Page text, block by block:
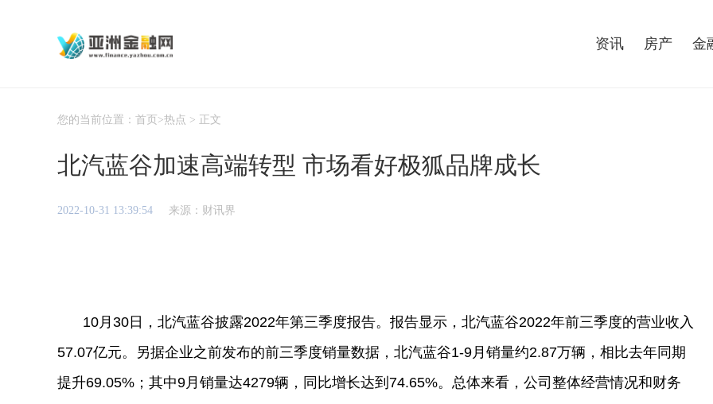
资讯 房产 金
您的当前位置： 首页 >热点 > 正文
北汽蓝谷加速高端转型 市场看好极狐品牌成长
2022-10-31 13:39:54 来源：财讯界
10月30日，北汽蓝谷披露2022年第三季度报告。报告显示，北汽蓝谷2022年前三季度的营业收入
57.07亿元。另据企业之前发布的前三季度销量数据，北汽蓝谷1-9月销量约2.87万辆，相比去年同期
提升69.05%；其中9月销量达4279辆，同比增长达到74.65%。 总体来看，公司整体经营情况和财务